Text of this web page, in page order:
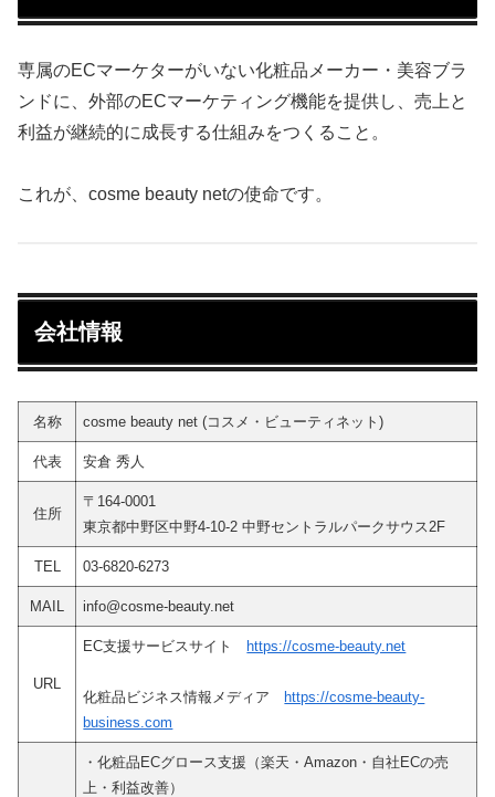
専属のECマーケターがいない化粧品メーカー・美容ブラ
ンドに、外部のECマーケティング機能を提供し、売上と
利益が継続的に成長する仕組みをつくること。
これが、cosme beauty netの使命です。
会社情報
名称 cosme beauty net (コスメ・ビューティネット)
代表 安倉 秀人
住所
〒164-0001
東京都中野区中野4-10-2 中野セントラルパークサウス2F
TEL 03-6820-6273
MAIL info@cosme-beauty.net
URL
EC支援サービスサイト https://cosme-beauty.net
化粧品ビジネス情報メディア https://cosme-beauty-
business.com
・化粧品ECグロース支援（楽天・Amazon・自社ECの売
上・利益改善）